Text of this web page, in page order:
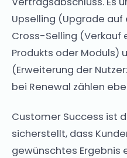
Upselling (Upgrade auf
Cross-Selling (Verkauf
Produkts oder Moduls)
(Erweiterung der
bei Renewal zählen
Customer Success ist
sicherstellt, dass
gewünschtes Ergebnis